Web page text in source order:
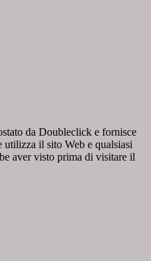
da Doubleclick e fornisce
il sito Web e qualsiasi
aver visto prima di visitare il